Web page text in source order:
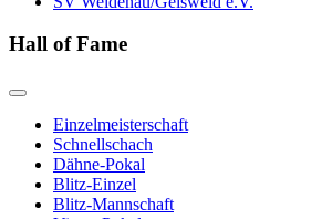
Hall of Fame
Einzelmeisterschaft
Schnellschach
Dähne-Pokal
Blitz-Einzel
Blitz-Mannschaft